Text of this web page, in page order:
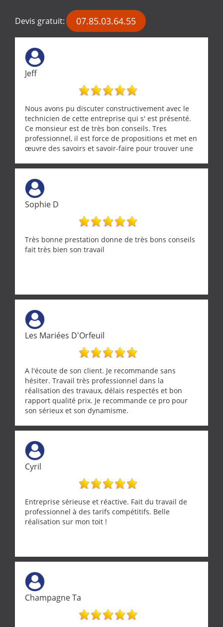
Devis gratuit: 07.85.03.64.55
Jeff
Nous avons pu discuter constructivement avec le
technicien de cette entreprise qui s' est présenté.
Ce monsieur est de très bon conseils. Tres
professionnel, il est force de propositions et met en
œuvre des savoirs et savoir-faire pour trouver une
demande de l écoute et de la considération, ce qui
ne se trouve que chez les pationnés de leur métier.
Merci a ce monsieur pour sa disponibilité
Sophie D
Très bonne prestation donne de très bons conseils
fait très bien son travail
Les Mariées D'Orfeuil
A l'écoute de son client. Je recommande sans
hésiter. Travail très professionnel dans la
réalisation des travaux, délais respectés et bon
rapport qualité prix. Je recommande ce pro pour
son sérieux et son dynamisme.
Cyril
Entreprise sérieuse et réactive. Fait du travail de
professionnel à des tarifs compétitifs. Belle
réalisation sur mon toit !
Champagne Ta